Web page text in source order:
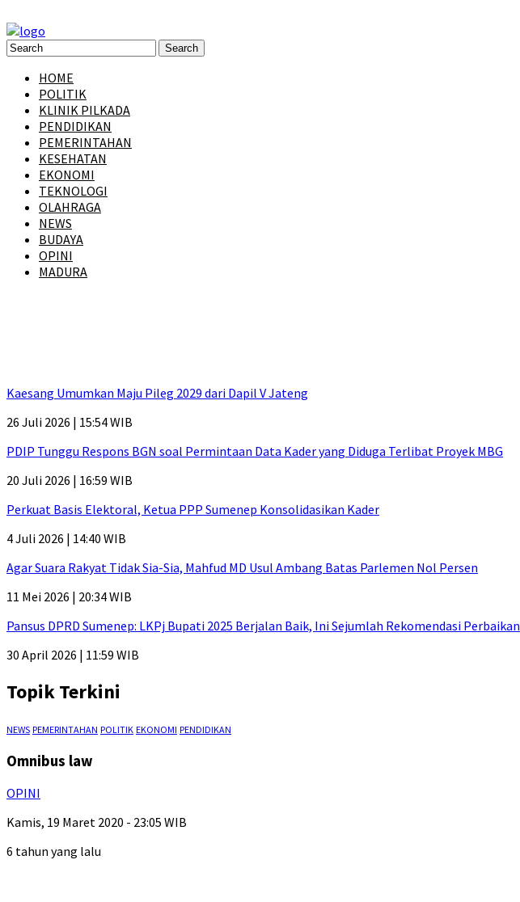
HOME
POLITIK
KLINIK PILKADA
PENDIDIKAN
PEMERINTAHAN
KESEHATAN
EKONOMI
TEKNOLOGI
OLAHRAGA
NEWS
BUDAYA
OPINI
MADURA
Kaesang Umumkan Maju Pileg 2029 dari Dapil V Jateng
26 Juli 2026 | 15:54 WIB
PDIP Tunggu Respons BGN soal Permintaan Data Kader yang Diduga Terlibat Proyek MBG
20 Juli 2026 | 16:59 WIB
Perkuat Basis Elektoral, Ketua PPP Sumenep Konsolidasikan Kader
4 Juli 2026 | 14:40 WIB
Agar Suara Rakyat Tidak Sia-Sia, Mahfud MD Usul Ambang Batas Parlemen Nol Persen
11 Mei 2026 | 20:34 WIB
Pansus DPRD Sumenep: LKPj Bupati 2025 Berjalan Baik, Ini Sejumlah Rekomendasi Perbaikan
30 April 2026 | 11:59 WIB
Topik Terkini
NEWS PEMERINTAHAN POLITIK EKONOMI PENDIDIKAN
Omnibus law
OPINI
Kamis, 19 Maret 2020 - 23:05 WIB
6 tahun yang lalu